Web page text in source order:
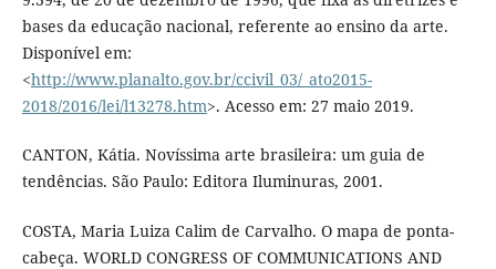
bases da educação nacional, referente ao ensino da arte.
Disponível em:
<http://www.planalto.gov.br/ccivil_03/_ato2015-
2018/2016/lei/l13278.htm>. Acesso em: 27 maio 2019.
CANTON, Kátia. Novíssima arte brasileira: um guia de
tendências. São Paulo: Editora Iluminuras, 2001.
COSTA, Maria Luiza Calim de Carvalho. O mapa de ponta-
cabeça. WORLD CONGRESS OF COMMUNICATIONS AND